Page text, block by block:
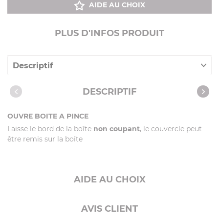
AIDE AU CHOIX
PLUS D'INFOS PRODUIT
Descriptif
Caractéristiques DESCRIPTIF
OUVRE BOITE A PINCE
Laisse le bord de la boîte non coupant, le couvercle peut
être remis sur la boîte
AIDE AU CHOIX
AVIS CLIENT